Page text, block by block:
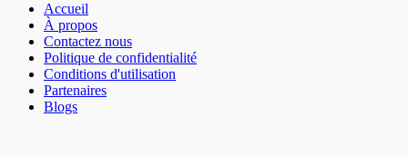
Accueil
À propos
Contactez nous
Politique de confidentialité
Conditions d'utilisation
Partenaires
Blogs